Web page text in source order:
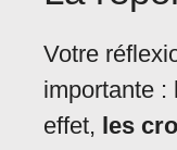
Votre
importante :
effet, les